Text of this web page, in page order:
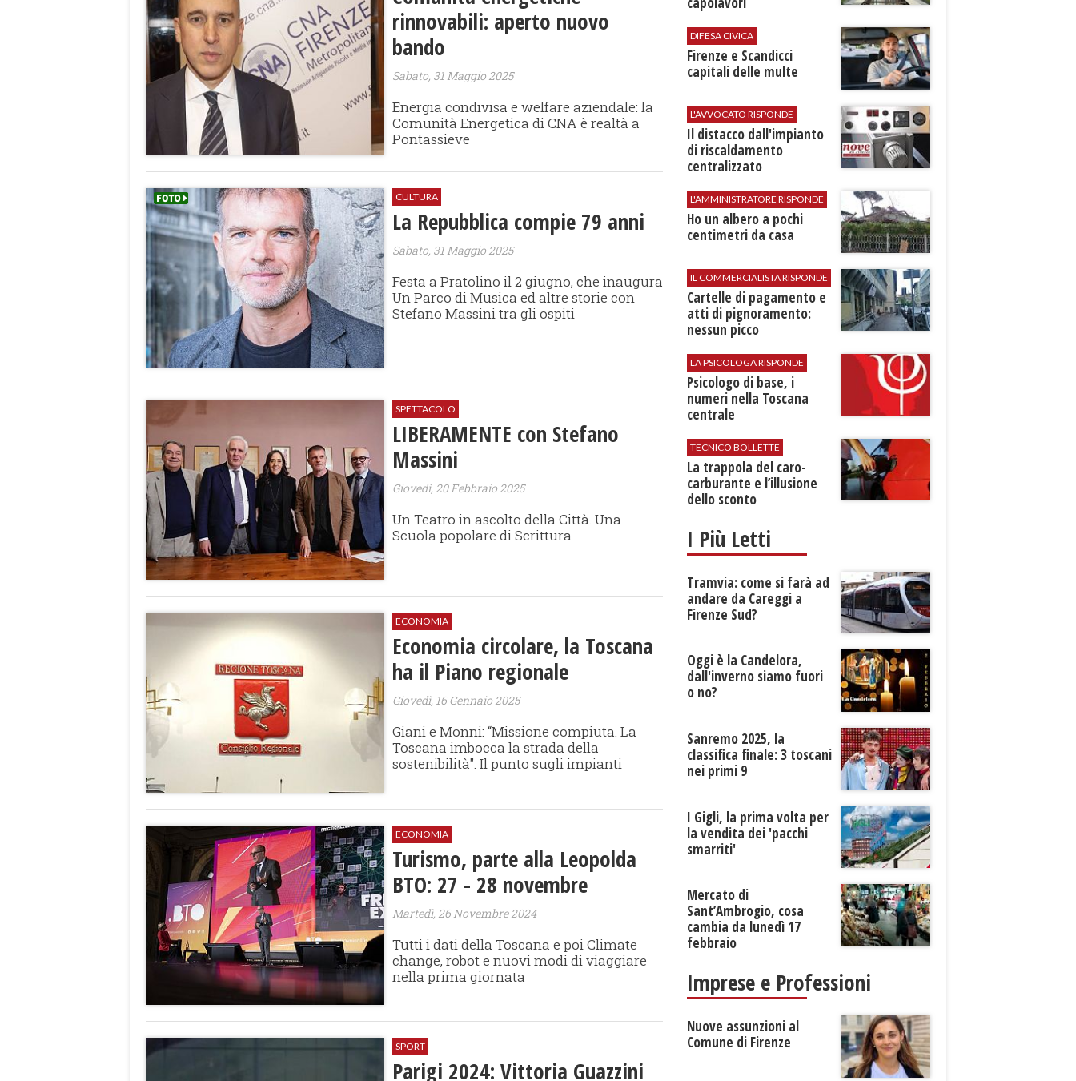
rinnovabili: aperto nuovo
bando
Sabato, 31 Maggio 2025
Energia condivisa e welfare aziendale: la
Comunità Energetica di CNA è realtà a
Pontassieve
CULTURA
La Repubblica compie 79 anni
Sabato, 31 Maggio 2025
Festa a Pratolino il 2 giugno, che inaugura
Un Parco di Musica ed altre storie con
Stefano Massini tra gli ospiti
SPETTACOLO
LIBERAMENTE con Stefano
Massini
Giovedì, 20 Febbraio 2025
Un Teatro in ascolto della Città. Una
Scuola popolare di Scrittura
ECONOMIA
Economia circolare, la Toscana
ha il Piano regionale
Giovedì, 16 Gennaio 2025
Giani e Monni: “Missione compiuta. La
Toscana imbocca la strada della
sostenibilità". Il punto sugli impianti
ECONOMIA
Turismo, parte alla Leopolda
BTO: 27 - 28 novembre
Martedì, 26 Novembre 2024
Tutti i dati della Toscana e poi Climate
change, robot e nuovi modi di viaggiare
nella prima giornata
SPORT
Parigi 2024: Vittoria Guazzini
DIFESA CIVICA
Firenze e Scandicci
capitali delle multe
L'AVVOCATO RISPONDE
Il distacco dall'impianto
di riscaldamento
centralizzato
L'AMMINISTRATORE RISPONDE
Ho un albero a pochi
centimetri da casa
IL COMMERCIALISTA RISPONDE
Cartelle di pagamento e
atti di pignoramento:
nessun picco
LA PSICOLOGA RISPONDE
Psicologo di base, i
numeri nella Toscana
centrale
TECNICO BOLLETTE
​La trappola del caro-
carburante e l’illusione
dello sconto
I Più Letti
Tramvia: come si farà ad
andare da Careggi a
Firenze Sud?
Oggi è la Candelora,
dall'inverno siamo fuori
o no?
Sanremo 2025, la
classifica finale: 3 toscani
nei primi 9
I Gigli, la prima volta per
la vendita dei 'pacchi
smarriti'
Mercato di
Sant’Ambrogio, cosa
cambia da lunedì 17
febbraio
Imprese e Professioni
Nuove assunzioni al
Comune di Firenze